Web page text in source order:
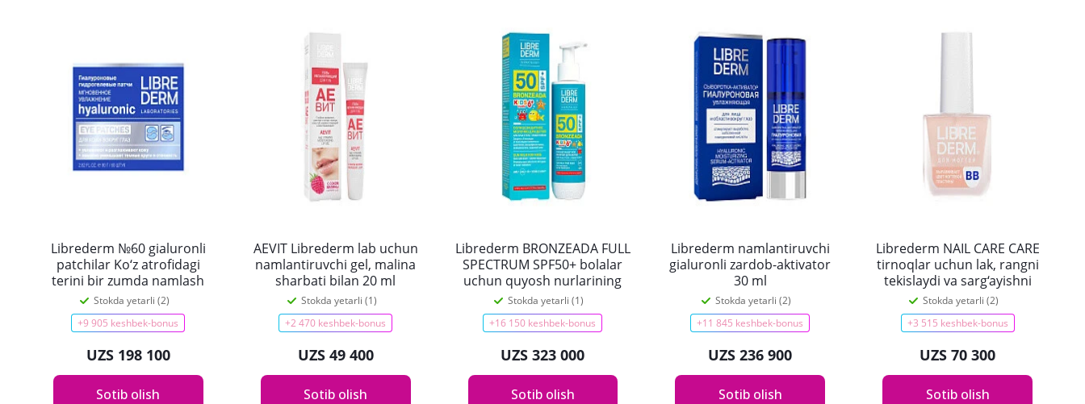
Librederm №60 gialuronli
patchilar Ko‘z atrofidagi
terini bir zumda namlash
Stokda yetarli (2)
+9 905 keshbek-bonus
UZS 198 100
Sotib olish
AEVIT Librederm lab uchun
namlantiruvchi gel, malina
sharbati bilan 20 ml
Stokda yetarli (1)
+2 470 keshbek-bonus
UZS 49 400
Sotib olish
Librederm BRONZEADA FULL
SPECTRUM SPF50+ bolalar
uchun quyosh nurlarining
barcha turlaridan
himoyalovchi sutli krem
vositasi
Stokda yetarli (1)
+16 150 keshbek-bonus
UZS 323 000
Sotib olish
Librederm namlantiruvchi
gialuronli zardob-aktivator
30 ml
Stokda yetarli (2)
+11 845 keshbek-bonus
UZS 236 900
Sotib olish
Librederm NAIL CARE CARE
tirnoqlar uchun lak, rangni
tekislaydi va sarg‘ayishni
bartaraf qiladi 10 ml
Stokda yetarli (2)
+3 515 keshbek-bonus
UZS 70 300
Sotib olish